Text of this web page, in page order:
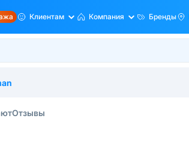
Клиентам Компания Бренды
Отзывы